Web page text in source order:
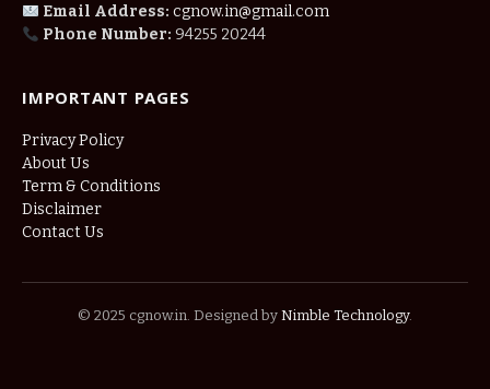
Email Address: cgnow.in@gmail.com
Phone Number: 94255 20244
IMPORTANT PAGES
Privacy Policy
About Us
Term & Conditions
Disclaimer
Contact Us
© 2025 cgnow.in. Designed by Nimble Technology.